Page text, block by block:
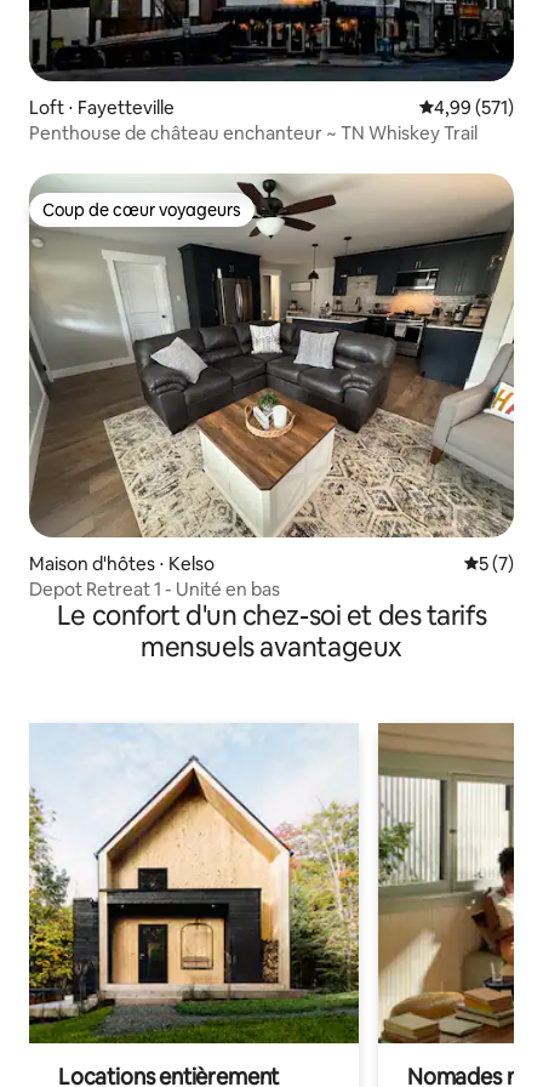
Loft ⋅ Fayetteville Évaluation
4,99 (571)
Penthouse de château enchanteur ~ TN Whiskey Trail
Coup de cœur voyageurs
Coup de cœur voyageurs
Maison d'hôtes ⋅ Kelso
5 (7)
Depot Retreat 1 - Unité en bas
Le confort d'un chez-soi et des tarifs
mensuels avantageux
Locations entièrement Nomades